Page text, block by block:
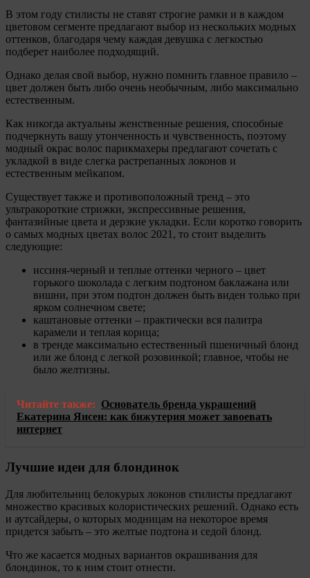
В этом году стилисты не ставят строгие рамки и в каждом
цветовом сегменте предлагают выбор из нескольких модных
оттенков, благодаря чему каждая девушка с легкостью
подберет наиболее подходящий.
Однако делая свой выбор, нужно помнить главное правило –
цвет должен быть либо очень необычным, либо максимально
естественным.
Как никогда актуальны женственные решения, способные
подчеркнуть вашу утонченность и чувственность, поэтому
модный окрас волос парикмахеры предлагают сочетать с
укладкой в виде слегка растрепанных локонов и
естественным мейкапом.
Существует также и противоположный тренд – это
ультракороткие стрижки, экспрессивные решения,
фантазийные цвета и дерзкие укладки. Если коротко говорить
о самых модных цветах волос 2021, то стоит выделить
следующие:
иссиня-черный и теплые оттенки черного – цвет
горького шоколада с легким подтоном баклажана или
вишни, при этом подтон должен быть виден только при
ярком солнечном свете;
каштановые оттенки – практически вся палитра
карамели и теплая корица;
в тренде максимально естественный пшеничный блонд
или же блонд с легкой розовинкой; главное, чтобы не
было желтизны.
Читайте также: Основатель бренда украшений
Екатерина Янсен: как бижутерия может завоевать
интернет
Лучшие идеи для блондинок
Для любительниц белокурых локонов стилисты предлагают
множество красивых колористических решений. Однако есть
и аутсайдеры, о которых модницам на некоторое время
придется забыть – это желтые подтона и седой блонд.
Что же касается модных вариантов окрашивания для
блондинок, то к ним стоит отнести.